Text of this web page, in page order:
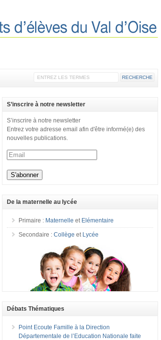
S’inscrire à notre newsletter
S’inscrire à notre newsletter
Entrez votre adresse email afin d'être informé(e) des
nouvelles publications.
De la maternelle au lycée
Primaire : Maternelle et Elémentaire
Secondaire :Collège et Lycée
Débats Thématiques
Point Ecoute Famille à la Direction
Départementale de l’Education Nationale faite